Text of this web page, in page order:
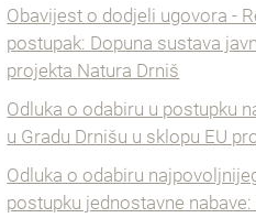
Obavijest o dodjeli ugovora -
postupak: Dopuna sustava
projekta Natura Drniš
Odluka o odabiru u postupku
u Gradu Drnišu u sklopu EU
Odluka o odabiru
postupku jednostavne